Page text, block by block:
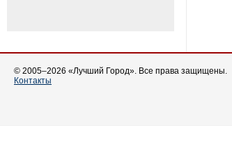
© 2005–2026 «Лучший Город». Все права защищены.
Контакты